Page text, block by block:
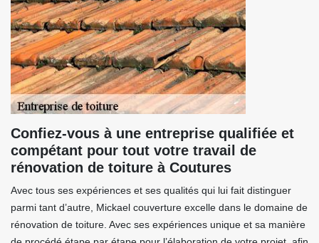
Confiez-vous à une entreprise qualifiée et
compétant pour tout votre travail de
rénovation de toiture à Coutures
Avec tous ses expériences et ses qualités qui lui fait distinguer
parmi tant d’autre, Mickael couverture excelle dans le domaine de
rénovation de toiture. Avec ses expériences unique et sa manière